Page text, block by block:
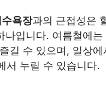
욕장과의 근접성은
나입니다. 여름철에는
길 수 있으며, 일상에
서 누릴 수 있습니다.